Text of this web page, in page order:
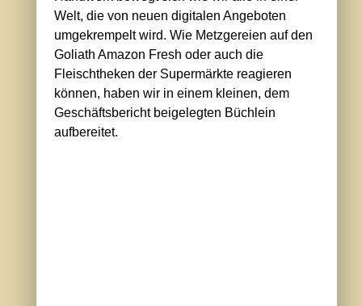
Welt, die von neuen digitalen Angeboten
umgekrempelt wird. Wie Metzgereien auf den
Goliath Amazon Fresh oder auch die
Fleischtheken der Supermärkte reagieren
können, haben wir in einem kleinen, dem
Geschäftsbericht beigelegten Büchlein
aufbereitet.